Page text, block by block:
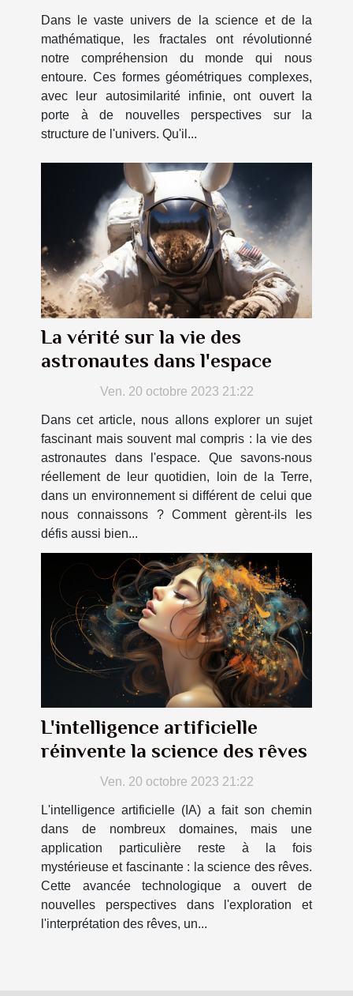
Dans le vaste univers de la science et de la
mathématique, les fractales ont révolutionné
notre compréhension du monde qui nous
entoure. Ces formes géométriques complexes,
avec leur autosimilarité infinie, ont ouvert la
porte à de nouvelles perspectives sur la
structure de l'univers. Qu'il...
La vérité sur la vie des
astronautes dans l'espace
Ven. 20 octobre 2023 21:22
Dans cet article, nous allons explorer un sujet
fascinant mais souvent mal compris : la vie des
astronautes dans l'espace. Que savons-nous
réellement de leur quotidien, loin de la Terre,
dans un environnement si différent de celui que
nous connaissons ? Comment gèrent-ils les
défis aussi bien...
L'intelligence artificielle
réinvente la science des rêves
Ven. 20 octobre 2023 21:22
L'intelligence artificielle (IA) a fait son chemin
dans de nombreux domaines, mais une
application particulière reste à la fois
mystérieuse et fascinante : la science des rêves.
Cette avancée technologique a ouvert de
nouvelles perspectives dans l'exploration et
l'interprétation des rêves, un...